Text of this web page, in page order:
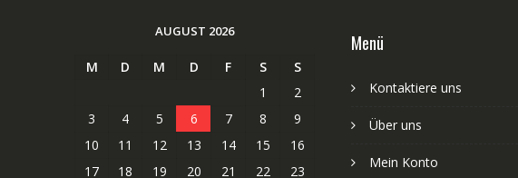
AUGUST 2026
M D M D F S
S
1
2
3
4 5 6 7 8
9
10
11 12 13 14 15
16
17
18 19 20 21 22
23
Menü
Kontaktiere uns
Über uns
Mein Konto